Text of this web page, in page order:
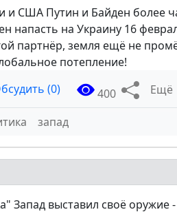
и США Путин и Байден более
напасть на Украину 16
партнёр, земля ещё не
потепление!
(0) 400 Ещё
запад
Запад выставил своё оружие